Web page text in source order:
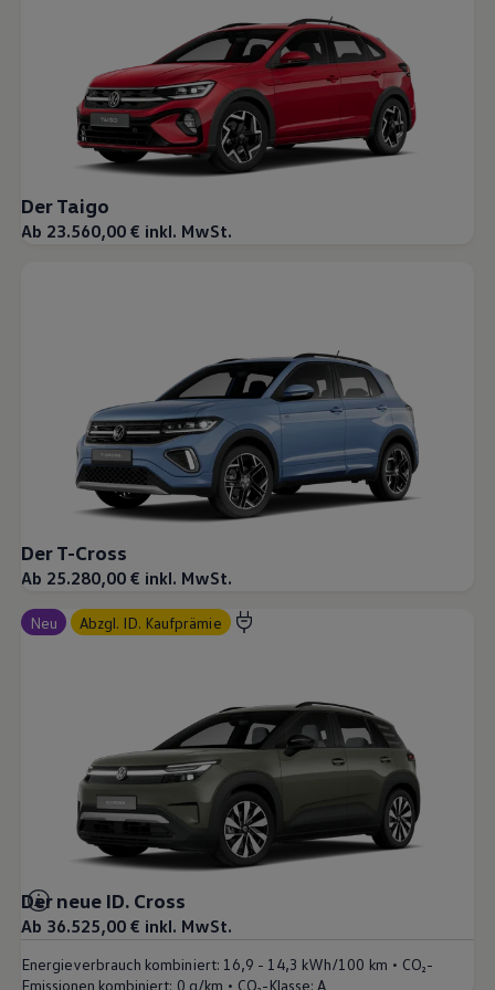
Lifestyle
Transport
Familie
Elektromobilität
Volkswagen R
Pannen- und Unfallhilfe
Volkswagen Kundenbetreuung
Der Taigo
Ab 23.560,00 € inkl. MwSt.
Der T-Cross
Ab 25.280,00 € inkl. MwSt.
Neu abzgl. ID. Kaufprämie
Der neue ID. Cross
Ab 36.525,00 € inkl. MwSt.
Energieverbrauch kombiniert: 16,9 - 14,3 kWh/100 km • CO₂-
Emissionen kombiniert: 0 g/km • CO₂-Klasse: A